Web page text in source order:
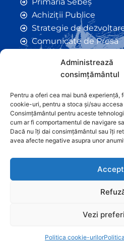
Administrează
consimțământul
Pentru a oferi cea mai bună experiență,
cookie-uri, pentru a stoca și/sau
Consimțământul pentru aceste
cum ar fi comportamentul de navigare
Dacă nu îți dai consimțământul sau îți
avea afecte negative asupra unor
Vezi
Politica cookie-urilor
Achiziții Publice
Strategie de
Comunicate de Presă
Anunțuri
Hotarâri de Consiliu
Certificate de
Autorizații de
Orașe Înfrățite
Contact
Graficã și